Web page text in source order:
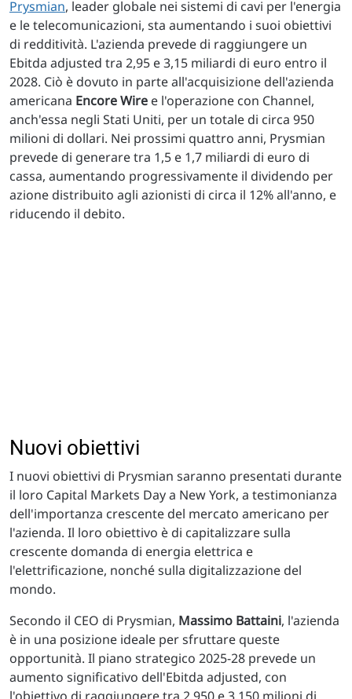
Prysmian, leader globale nei sistemi di cavi per l'energia
e le telecomunicazioni, sta aumentando i suoi obiettivi
di redditività. L'azienda prevede di raggiungere un
Ebitda adjusted tra 2,95 e 3,15 miliardi di euro entro il
2028. Ciò è dovuto in parte all'acquisizione dell'azienda
americana Encore Wire e l'operazione con Channel,
anch'essa negli Stati Uniti, per un totale di circa 950
milioni di dollari. Nei prossimi quattro anni, Prysmian
prevede di generare tra 1,5 e 1,7 miliardi di euro di
cassa, aumentando progressivamente il dividendo per
azione distribuito agli azionisti di circa il 12% all'anno, e
riducendo il debito.
Nuovi obiettivi
I nuovi obiettivi di Prysmian saranno presentati durante
il loro Capital Markets Day a New York, a testimonianza
dell'importanza crescente del mercato americano per
l'azienda. Il loro obiettivo è di capitalizzare sulla
crescente domanda di energia elettrica e
l'elettrificazione, nonché sulla digitalizzazione del
mondo.
Secondo il CEO di Prysmian, Massimo Battaini, l'azienda
è in una posizione ideale per sfruttare queste
opportunità. Il piano strategico 2025-28 prevede un
aumento significativo dell'Ebitda adjusted, con
l'obiettivo di raggiungere tra 2.950 e 3.150 milioni di